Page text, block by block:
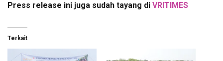
Press release ini juga sudah tayang di VRITIMES
Terkait